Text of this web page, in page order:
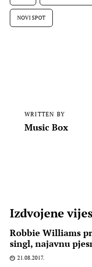
NOVI SPOT
WRITTEN BY
Music Box
Izdvojene
Robbie Williams
singl, najavnu
21.08.2017.